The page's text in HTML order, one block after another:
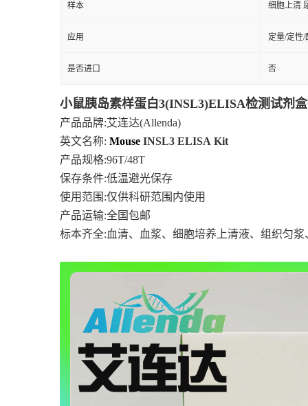
样本 细胞上清
应用 定量/定性/
是否进口 否
小鼠胰岛素样蛋白3(INSL3)ELISA检测试剂
产品品牌:艾连达(Allenda)
英文名称: Mouse INSL3 ELISA Kit
产品规格:96T/48T
保存条件:低温避光保存
使用范围 :仅供科研范围内使用
产品运输:全国包邮
标本齐全:血清、血浆、细胞培养上清液、组织匀